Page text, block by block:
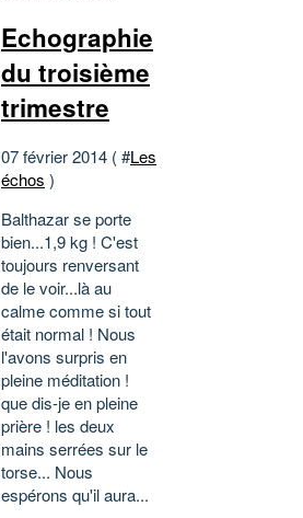
Echographie
du troisième
trimestre
07 février 2014 ( #Les
échos )
Balthazar se porte
bien...1,9 kg ! C'est
toujours renversant
de le voir...là au
calme comme si tout
était normal ! Nous
l'avons surpris en
pleine méditation !
que dis-je en pleine
prière ! les deux
mains serrées sur le
torse... Nous
espérons qu'il aura...